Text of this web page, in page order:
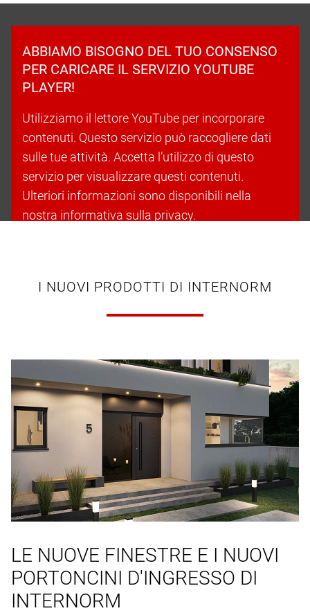
ABBIAMO BISOGNO DEL TUO CONSENSO
PER CARICARE IL SERVIZIO YOUTUBE
PLAYER!
Utilizziamo il lettore YouTube per incorporare
contenuti. Questo servizio può raccogliere dati
sulle tue attività. Accetta l’utilizzo di questo
servizio per visualizzare questi contenuti.
Ulteriori informazioni sono disponibili nella
nostra informativa sulla privacy.
I NUOVI PRODOTTI DI INTERNORM
LE NUOVE FINESTRE E I NUOVI
PORTONCINI D'INGRESSO DI
INTERNORM